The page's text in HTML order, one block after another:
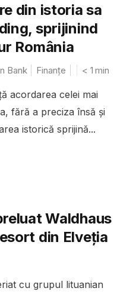
din istoria sa
sprijinind
România
Bank Finanțe < 1 min
acordarea celei mai
fără a preciza însă și
istorică sprijină...
Waldhaus
din Elveția
cu grupul lituanian